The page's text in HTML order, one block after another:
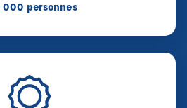
000 personnes